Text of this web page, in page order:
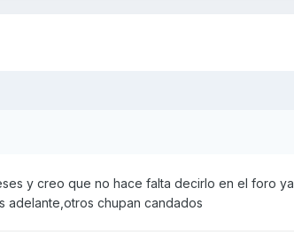
y creo que no hace falta decirlo en el foro
adelante,otros chupan candados